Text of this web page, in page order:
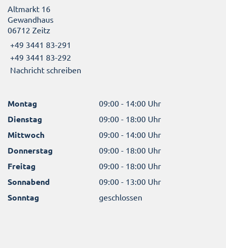
Altmarkt 16
Gewandhaus
06712 Zeitz
+49 3441 83-291
+49 3441 83-292
Nachricht schreiben
Montag 09:00 - 14:00 Uhr
Dienstag 09:00 - 18:00 Uhr
Mittwoch 09:00 - 14:00 Uhr
Donnerstag 09:00 - 18:00 Uhr
Freitag 09:00 - 18:00 Uhr
Sonnabend 09:00 - 13:00 Uhr
Sonntag geschlossen